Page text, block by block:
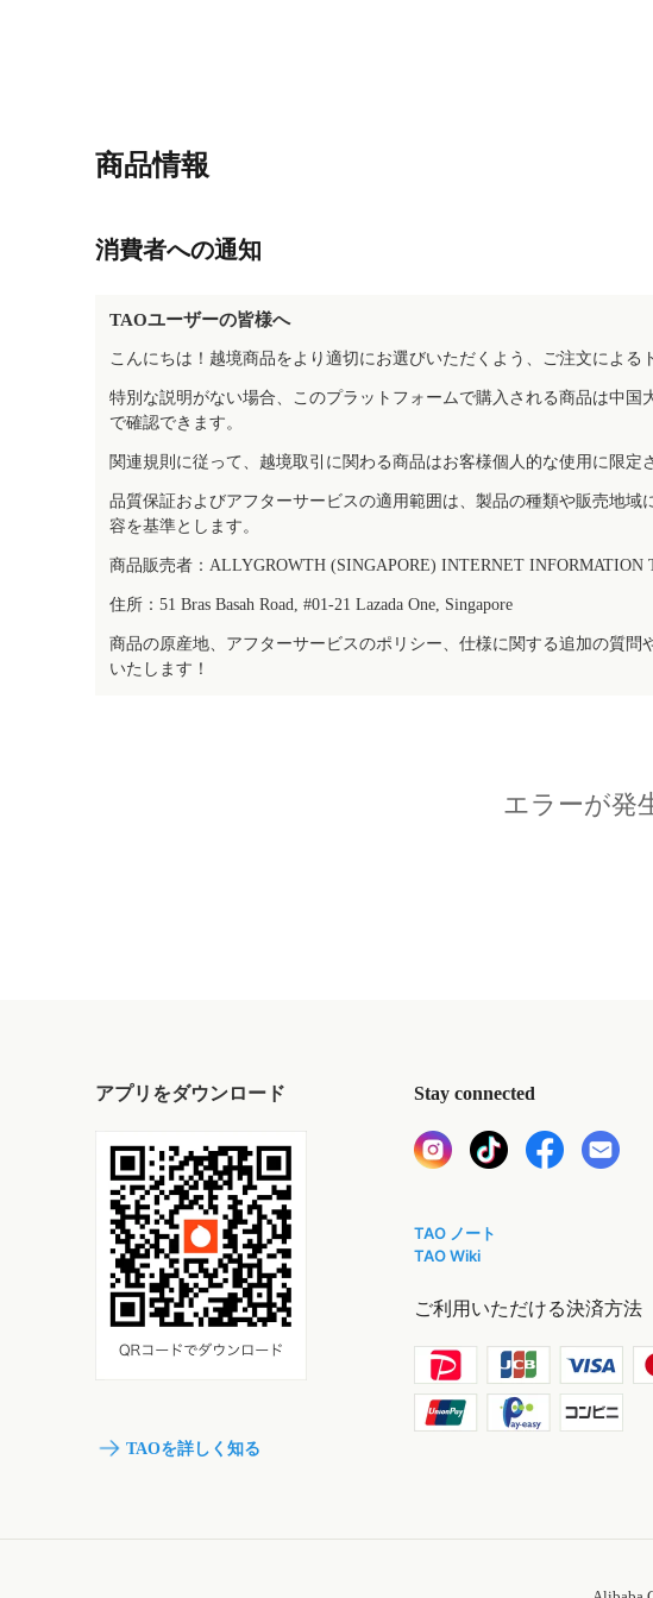
商品情報
消費者への通知
TAOユーザーの皆様へ
こんにちは！越境商品をより適切にお選びいただくよう、ご注文によ
特別な説明がない場合、このプラットフォームで購入される商品は中
で確認できます。
関連規則に従って、越境取引に関わる商品はお客様個人的な使用に限定
品質保証およびアフターサービスの適用範囲は、製品の種類や販売地
容を基準とします。
商品販売者：ALLYGROWTH (SINGAPORE) INTERNET INFORMATION
住所：51 Bras Basah Road, #01-21 Lazada One, Singapore
商品の原産地、アフターサービスのポリシー、仕様に関する追加の質
いたします！
エラーが発
アプリをダウンロード
TAOを詳しく知る
Stay connected
TAO ノート
TAO Wiki
ご利用いただける決済方法